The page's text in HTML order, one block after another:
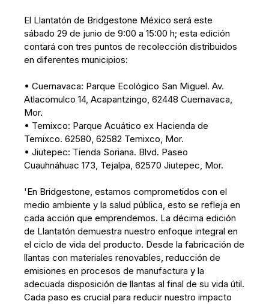
El Llantatón de Bridgestone México será este
sábado 29 de junio de 9:00 a 15:00 h; esta edición
contará con tres puntos de recolección distribuidos
en diferentes municipios:
• Cuernavaca: Parque Ecológico San Miguel. Av.
Atlacomulco 14, Acapantzingo, 62448 Cuernavaca,
Mor.
• Temixco: Parque Acuático ex Hacienda de
Temixco. 62580, 62582 Temixco, Mor.
• Jiutepec: Tienda Soriana. Blvd. Paseo
Cuauhnáhuac 173, Tejalpa, 62570 Jiutepec, Mor.
'En Bridgestone, estamos comprometidos con el
medio ambiente y la salud pública, esto se refleja en
cada acción que emprendemos. La décima edición
de Llantatón demuestra nuestro enfoque integral en
el ciclo de vida del producto. Desde la fabricación de
llantas con materiales renovables, reducción de
emisiones en procesos de manufactura y la
adecuada disposición de llantas al final de su vida útil.
Cada paso es crucial para reducir nuestro impacto